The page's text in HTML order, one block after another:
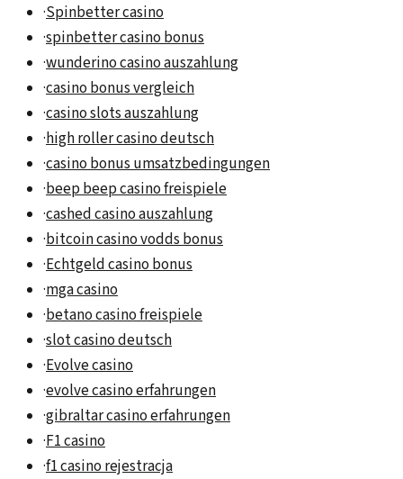
·Spinbetter casino
·spinbetter casino bonus
·wunderino casino auszahlung
·casino bonus vergleich
·casino slots auszahlung
·high roller casino deutsch
·casino bonus umsatzbedingungen
·beep beep casino freispiele
·cashed casino auszahlung
·bitcoin casino vodds bonus
·Echtgeld casino bonus
·mga casino
·betano casino freispiele
·slot casino deutsch
·Evolve casino
·evolve casino erfahrungen
·gibraltar casino erfahrungen
·F1 casino
·f1 casino rejestracja